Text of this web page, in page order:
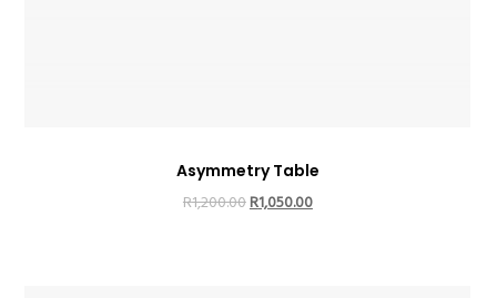
Asymmetry Table
R1,200.00R1,050.00